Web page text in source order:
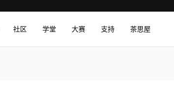
社区 学堂 大赛 支持 茶思屋